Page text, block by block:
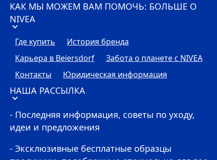
КАК МЫ МОЖЕМ ВАМ ПОМОЧЬ: БОЛЬШЕ О
NIVEA
Где купить
История бренда
Карьера в Beiersdorf
Забота о планете с NIVEA
Контакты
Юридическая информация
НАША РАССЫЛКА
- Последняя информация, советы по уходу,
идеи и предложения
- Эксклюзивные бесплатные образцы